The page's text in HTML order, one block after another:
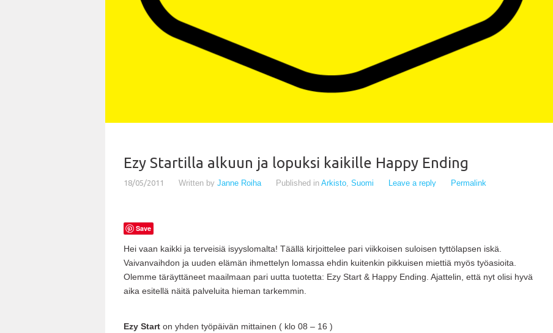
Ezy Startilla alkuun ja lopuksi kaikille Happy Ending
18/05/2011 Written by Janne Roiha Published in Arkisto Suomi Leave a reply Permalink
Save
Hei vaan kaikki ja terveisiä isyyslomalta! Täällä kirjoittelee pari viikkoisen suloisen tyttölapsen iskä.
Vaivanvaihdon ja uuden elämän ihmettelyn lomassa ehdin kuitenkin pikkuisen miettiä myös työasioita.
Olemme täräyttäneet maailmaan pari uutta tuotetta: Ezy Start & Happy Ending. Ajattelin, että nyt olisi hyvä
aika esitellä näitä palveluita hieman tarkemmin.
Ezy Start on yhden työpäivän mittainen ( klo 08 – 16 )